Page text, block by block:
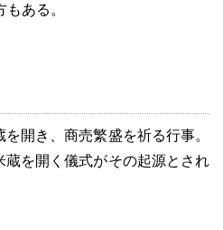
ある。
開き、商売繁盛を祈る行事。
を開く儀式がその起源とされ